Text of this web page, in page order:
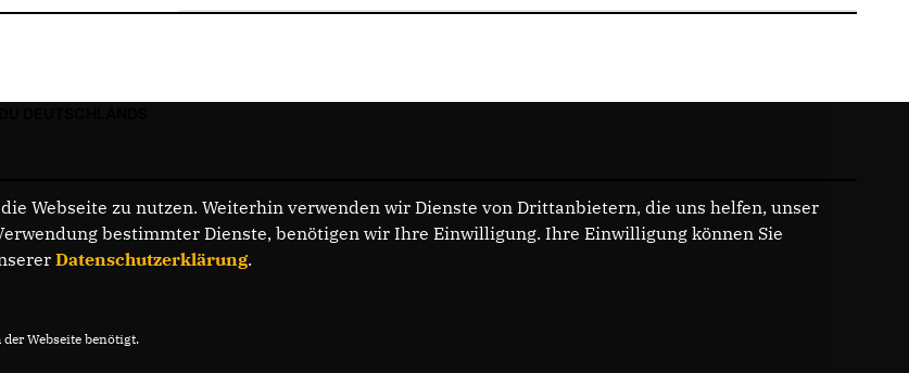
Webseite zu nutzen. Weiterhin verwenden wir Dienste von Drittanbietern, die uns helfen, unser
bestimmter Dienste, benötigen wir Ihre Einwilligung. Ihre Einwilligung können Sie
Datenschutzerklärung.
Webseite benötigt.